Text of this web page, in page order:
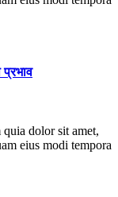
प्रभाव
dolor sit amet,
eius modi tempora